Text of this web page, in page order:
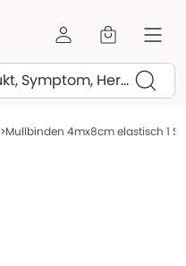
Mullbinden 4mx8cm elastisch 1 St